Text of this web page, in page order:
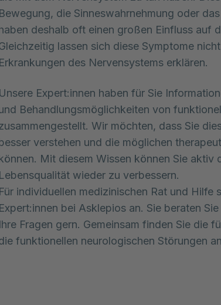
Bewegung, die Sinneswahrnehmung oder
deshalb oft einen großen Einfluss auf
lassen sich diese Symptome
Erkrankungen des Nervensystems erklären.
Unsere Expert:innen haben für Sie
Behandlungsmöglichkeiten von
Wir möchten, dass Sie
verstehen und die möglichen
Mit diesem Wissen können Sie aktiv
Lebensqualität wieder zu verbessern.
Für individuellen medizinischen Rat und Hilfe
Expert:innen bei Asklepios an. Sie beraten
Ihre Fragen gern. Gemeinsam finden Sie die
funktionellen neurologischen Störungen